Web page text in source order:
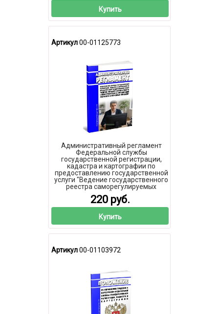
Купить
Артикул00-01125773
Административный регламент
Федеральной службы
государственной регистрации,
кадастра и картографии по
предоставлению государственной
услуги "Ведение государственного
реестра саморегулируемых
организаций операторов
электронных площадок" 2026 год.
Последняя редакция
220 руб.
Купить
Артикул00-01103972